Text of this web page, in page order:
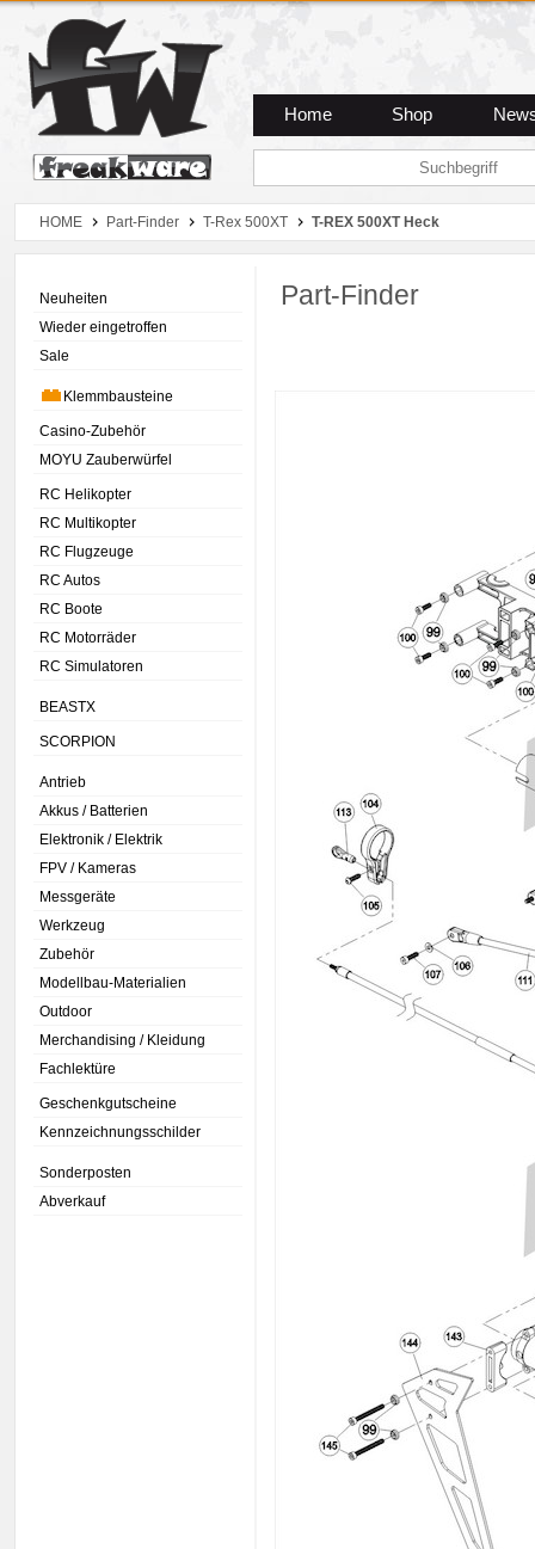
Zum Hauptmenue
Zum Seiteninhalt
Zum Warenkob
Home Shop
HOME Part-Finder T-Rex 500XT T-REX 500XT Heck
Neuheiten
Wieder eingetroffen
Sale
Klemmbausteine
Casino-Zubehör
MOYU Zauberwürfel
RC Helikopter
RC Multikopter
RC Flugzeuge
RC Autos
RC Boote
RC Motorräder
RC Simulatoren
BEASTX
SCORPION
Antrieb
Akkus / Batterien
Elektronik / Elektrik
FPV / Kameras
Messgeräte
Werkzeug
Zubehör
Modellbau-Materialien
Outdoor
Merchandising / Kleidung
Fachlektüre
Geschenkgutscheine
Kennzeichnungsschilder
Sonderposten
Abverkauf
Part-Finder